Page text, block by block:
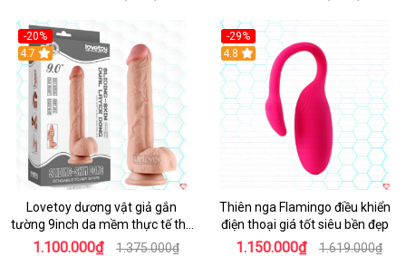
-20%
Hot
4.7
Lovetoy dương vật giả gắn
tường 9inch da mềm thực tế thú
vị
1.100.000₫ 1.375.000₫
-29%
Hot
4.8
Thiên nga Flamingo điều khiển
điện thoại giá tốt siêu bền đẹp
1.150.000₫ 1.619.000₫